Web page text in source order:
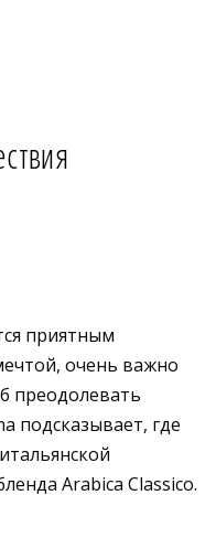
приятным
очень важно
преодолевать
подсказывает, где
Arabica Classico.